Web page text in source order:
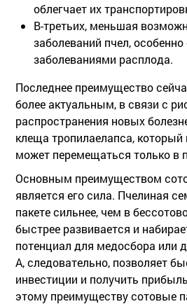
облегчает их
В-третьих, меньшая
заболеваний пчел,
заболеваниями расплода.
Последнее преимущество
более актуальным, в связи с
распространения новых
клеща тропилаелапса,
может перемещаться только в
Основным преимуществом
является его сила. Пчелиная
пакете сильнее, чем в
быстрее развивается и
потенциал для медосбора или
А, следовательно, позволяет
инвестиции и получить
этому преимуществу сотовые